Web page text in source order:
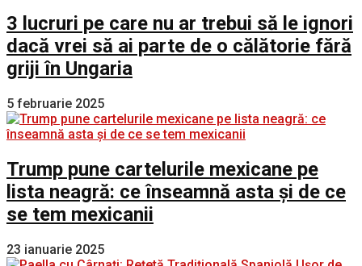
3 lucruri pe care nu ar trebui să le ignori
dacă vrei să ai parte de o călătorie fără
griji în Ungaria
5 februarie 2025
Trump pune cartelurile mexicane pe
lista neagră: ce înseamnă asta și de ce
se tem mexicanii
23 ianuarie 2025